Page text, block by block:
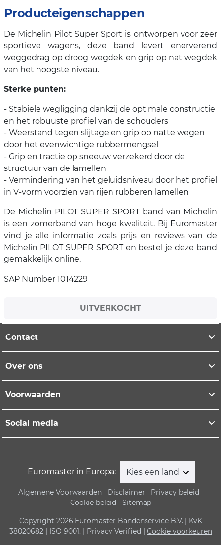
Producteigenschappen
De Michelin Pilot Super Sport is ontworpen voor zeer
sportieve wagens, deze band levert enerverend
weggedrag op droog wegdek en grip op nat wegdek
van het hoogste niveau.
Sterke punten:
- Stabiele wegligging dankzij de optimale constructie
en het robuuste profiel van de schouders
- Weerstand tegen slijtage en grip op natte wegen
door het evenwichtige rubbermengsel
- Grip en tractie op sneeuw verzekerd door de
structuur van de lamellen
- Vermindering van het geluidsniveau door het profiel
in V-vorm voorzien van rijen rubberen lamellen
De Michelin PILOT SUPER SPORT band van Michelin
is een zomerband van hoge kwaliteit. Bij Euromaster
vind je alle informatie zoals prijs en reviews van de
Michelin PILOT SUPER SPORT en bestel je deze band
gemakkelijk online.
SAP Number 1014229
UITVERKOCHT
Contact
Over ons
Voorwaarden
Social media
Euromaster in Europa: Kies een land
Algemene Voorwaarden Disclaimer
Privacy beleid
Cookie beleid
Sitemap
Copyright 2026 Euromaster Bandenservice B.V. | KvK
38020682 | ISO 9001. | Privacy Verified | Cookie voorkeuren